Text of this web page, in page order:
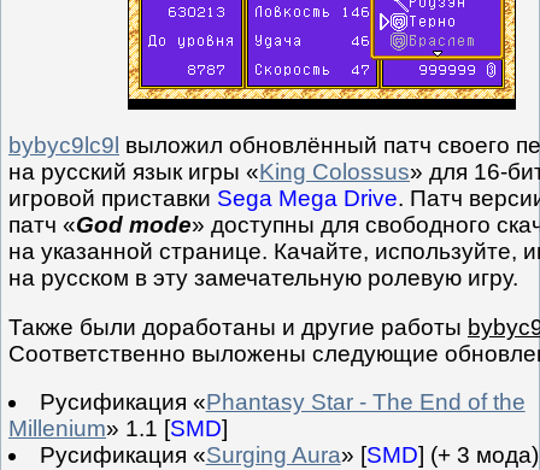
bybyc9lc9l выложил обновлённый патч своего
на русский язык игры «King Colossus» для 16-
игровой приставки Sega Mega Drive. Патч
патч «God mode» доступны для свободного
на указанной странице. Качайте, используйте,
на русском в эту замечательную ролевую игру.
Также были доработаны и другие работы
Соответственно выложены следующие
Русификация «Phantasy Star - The End of the
Millenium» 1.1 [SMD]
Русификация «Surging Aura» [SMD] (+ 3